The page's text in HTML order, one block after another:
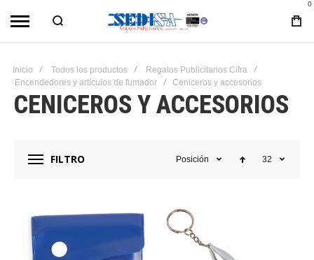
0
Inicio Todos los productos
Regalos Publicitarios Cifra
Encendedores y artículos de fumador
Ceniceros y accesorios
CENICEROS Y ACCESORIOS
FILTRO Posición 32